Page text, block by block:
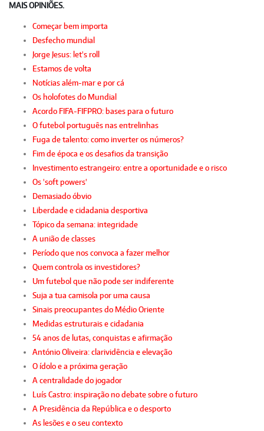
MAIS OPINIÕES.
Começar bem importa
Desfecho mundial
Jorge Jesus: let's roll
Estamos de volta
Notícias além-mar e por cá
Os holofotes do Mundial
Acordo FIFA-FIFPRO: bases para o futuro
O futebol português nas entrelinhas
Fuga de talento: como inverter os números?
Fim de época e os desafios da transição
Investimento estrangeiro: entre a oportunidade e o risco
Os 'soft powers'
Demasiado óbvio
Liberdade e cidadania desportiva
Tópico da semana: integridade
A união de classes
Período que nos convoca a fazer melhor
Quem controla os investidores?
Um futebol que não pode ser indiferente
Suja a tua camisola por uma causa
Sinais preocupantes do Médio Oriente
Medidas estruturais e cidadania
54 anos de lutas, conquistas e afirmação
António Oliveira: clarividência e elevação
O ídolo e a próxima geração
A centralidade do jogador
Luís Castro: inspiração no debate sobre o futuro
A Presidência da República e o desporto
As lesões e o seu contexto